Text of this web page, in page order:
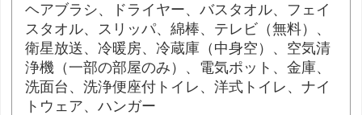
ヘアブラシ、ドライヤー、バスタオル、フェイ
スタオル、スリッパ、綿棒、テレビ（無料）、
衛星放送、冷暖房、冷蔵庫（中身空）、空気清
浄機（一部の部屋のみ）、電気ポット、金庫、
洗面台、洗浄便座付トイレ、洋式トイレ、ナイ
トウェア、ハンガー